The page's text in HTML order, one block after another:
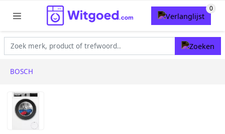
BOSCH